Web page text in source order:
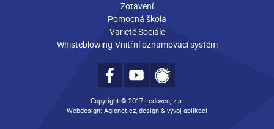
Zotavení
Pomocná škola
Varieté Sociále
Whisteblowing-Vnitřní oznamovací systém
Copyright © 2017 Ledovec, z.s.
Webdesign: Agionet.cz, design & vývoj aplikací